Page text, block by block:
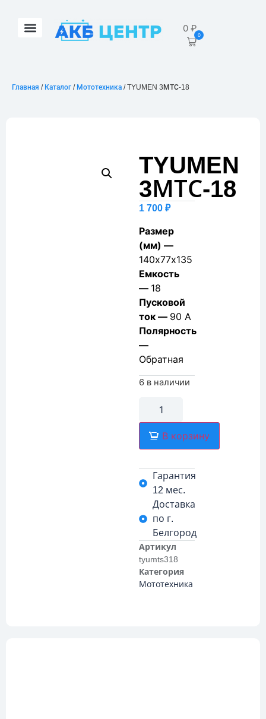
0₽
0
Главная / Каталог / Мототехника / TYUMEN 3МТС-18
TYUMEN
3МТС-18
1 700 ₽
Размер
(мм) —
140х77х135
Емкость
— 18
Пусковой
ток — 90 А
Полярность
—
Обратная
6 в наличии
В корзину
Гарантия
12 мес.
Доставка
по г.
Белгород
Артикул
tyumts318
Категория
Мототехника